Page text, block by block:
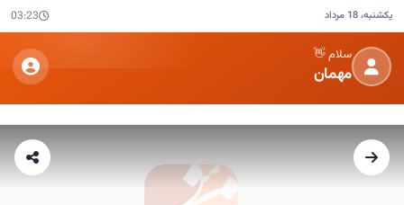
یکشنبه، 18 مرداد 03:23
سلام 👋
مهمان